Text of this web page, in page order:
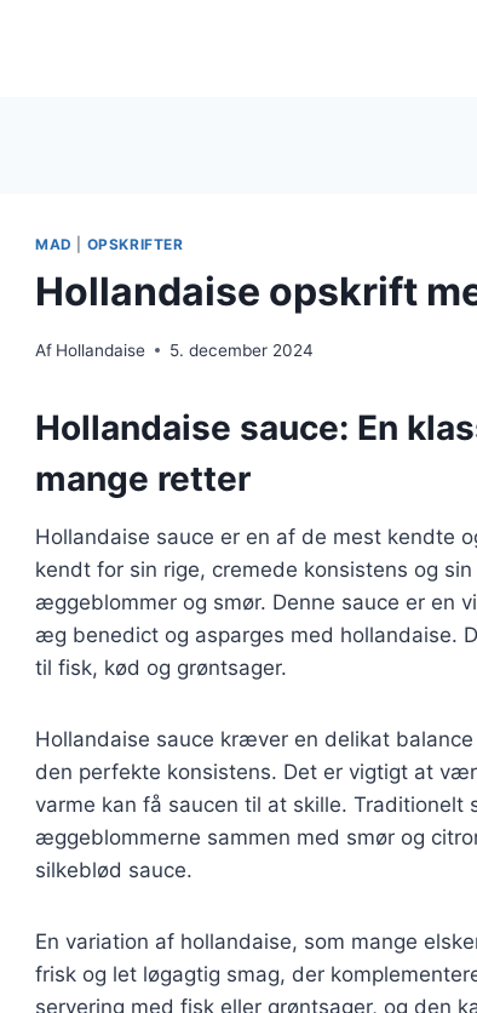
MAD OPSKRIFTER
Hollandaise opskrift
Af Hollandaise 5. december 2024
Hollandaise sauce: En
mange retter
Hollandaise sauce er en af de mest kendte
kendt for sin rige, cremede konsistens og
æggeblommer og smør. Denne sauce er en
æg benedict og asparges med hollandaise.
til fisk, kød og grøntsager.
Hollandaise sauce kræver en delikat
den perfekte konsistens. Det er vigtigt at
varme kan få saucen til at skille. Traditionelt
æggeblommerne sammen med smør og
silkeblød sauce.
En variation af hollandaise, som mange
frisk og let løgagtig smag, der
servering med fisk eller grøntsager, og den